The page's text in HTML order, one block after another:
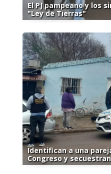
El PJ pampeano y los
"Ley de Tierras"
Identifican a una
Congreso y